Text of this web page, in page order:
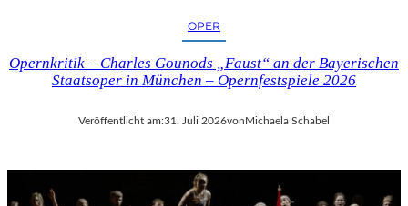
OPER
Opernkritik – Charles Gounods „Faust“ an der Bayerischen
Staatsoper in München – Opernfestspiele 2026
Veröffentlicht am:31. Juli 2026vonMichaela Schabel